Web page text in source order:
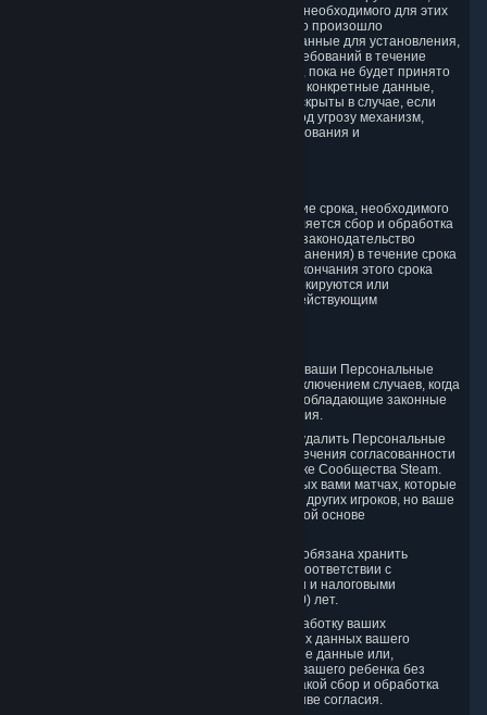
хранятся в течение минимального времени, необходимого для этих
целей. Если эти данные указывают на то, что произошло
Нарушение, мы продолжим хранить такие данные для установления,
осуществления или защиты юридических требований в течение
применимого срока давности или до тех пор, пока не будет принято
судебное решение. Обратите внимание, что конкретные данные,
хранящиеся для этой цели, не будут вам раскрыты в случае, если
таковое раскрытие информации поставит под угрозу механизм,
применяемый нами для выявления, расследования и
Мы храним вашу информацию лишь в течение срока, необходимого
для достижения целей, в которых осуществляется сбор и обработка
такой информации, или (если действующее законодательство
предусматривает более длительный срок хранения) в течение срока
хранения, требующегося по закону. После окончания этого срока
ваши Персональные данные удаляются, блокируются или
анонимизируются, как это предусмотрено действующим
Если вы закрываете свой Аккаунт Steam, ваши Персональные
данные отмечаются для удаления, за исключением случаев, когда
юридические требования или другие преобладающие законные
цели требуют более длительного хранения.
В некоторых случаях нельзя полностью удалить Персональные
данные в связи с необходимостью обеспечения согласованности
результатов игр или на Торговой площадке Сообщества Steam.
Так, не будут удалены данные о сыгранных вами матчах, которые
влияют на сведения о партнерах и счете других игроков, но ваше
участие в этих матчах будет на постоянной основе
Обратите внимание, что компания Valve обязана хранить
определенные данные о транзакциях в соответствии с
установленными законом коммерческими и налоговыми
правилами в течение срока до десяти (10) лет.
Если вы отзываете свое согласие на обработку ваших
Персональных данных или Персональных данных вашего
ребенка, мы удаляем ваши Персональные данные или,
соответственно, Персональные данные вашего ребенка без
неоправданной задержки в той мере, в какой сбор и обработка
Персональных данных основаны на отзыве согласия.